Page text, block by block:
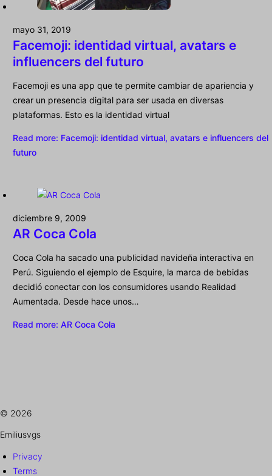
mayo 31, 2019
Facemoji: identidad virtual, avatars e
influencers del futuro
Facemoji es una app que te permite cambiar de apariencia y
crear un presencia digital para ser usada en diversas
plataformas. Esto es la identidad virtual
Read more: Facemoji: identidad virtual, avatars e influencers del
futuro
diciembre 9, 2009
AR Coca Cola
Coca Cola ha sacado una publicidad navideña interactiva en
Perú. Siguiendo el ejemplo de Esquire, la marca de bebidas
decidió conectar con los consumidores usando Realidad
Aumentada. Desde hace unos…
Read more: AR Coca Cola
© 2026
Emiliusvgs
Privacy
Terms